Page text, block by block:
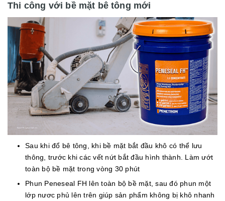
Thi công với bề mặt bê tông mới
Sau khi đổ bê tông, khi bề mặt bắt đầu khô có thể lưu
thông, trước khi các vết nứt bắt đầu hình thành. Làm ướt
toàn bộ bề mặt trong vòng 30 phút
Phun Peneseal FH lên toàn bộ bề mặt, sau đó phun một
lớp nươc phủ lên trên giúp sản phẩm không bị khô nhanh